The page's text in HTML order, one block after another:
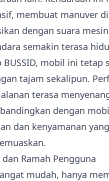
membuat manuver
dengan suara
semakin terasa
mobil ini tetap
tajam sekalipun.
terasa
dengan
dan kenyamanan
Ramah Pengguna
mudah, hanya